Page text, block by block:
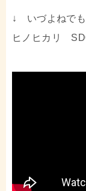
↓ いづよねで
ヒノヒカリ